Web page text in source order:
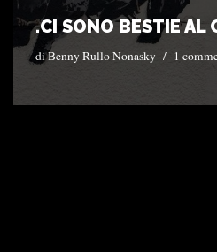
.CI SONO BESTIE AL
diBenny Rullo Nonasky 1